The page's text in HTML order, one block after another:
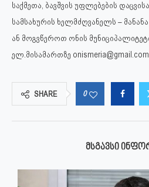
საქმეთა, ბავშვის უფლებების
სამსახურის ხელმძღვანელს –
ან მოგვწეროთ ონის
ელ.მისამართზე onismeria@gmail.com
SHARE 0
ᲛᲡᲒᲐᲕᲡᲘ